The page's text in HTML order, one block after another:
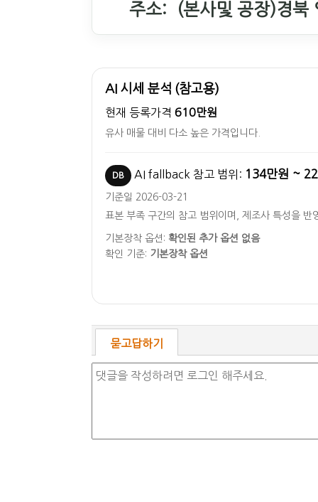
주소:
(본사및 공장)경
AI 시세 분석 (참고용)
현재 등록가격 610만원
유사 매물 대비 다소 높은 가격입니다.
DB AI fallback 참고 범위: 134만원 ~
기준일 2026-03-21
표본 부족 구간의 참고 범위이며, 제조사 특성을 반
기본장착 옵션: 확인된 추가 옵션 없음
확인 기준: 기본장착 옵션
묻고답하기